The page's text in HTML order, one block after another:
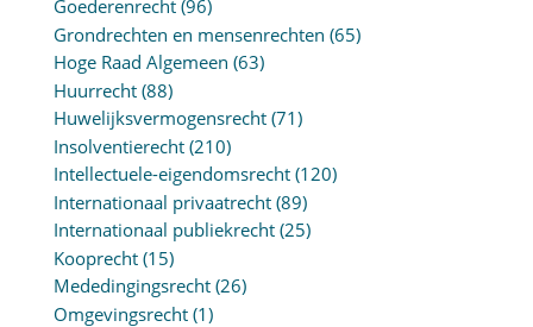
Goederenrecht(96)
Grondrechten en mensenrechten (65)
Hoge Raad Algemeen (63)
Huurrecht(88)
Huwelijksvermogensrecht(71)
Insolventierecht(210)
Intellectuele-eigendomsrecht(120)
Internationaal privaatrecht(89)
Internationaal publiekrecht(25)
Kooprecht(15)
Mededingingsrecht(26)
Omgevingsrecht(1)